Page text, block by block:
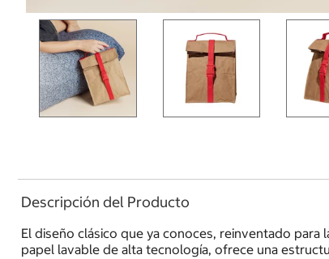
Descripción del Producto
El diseño clásico que ya conoces, reinventado
papel lavable de alta tecnología, ofrece una